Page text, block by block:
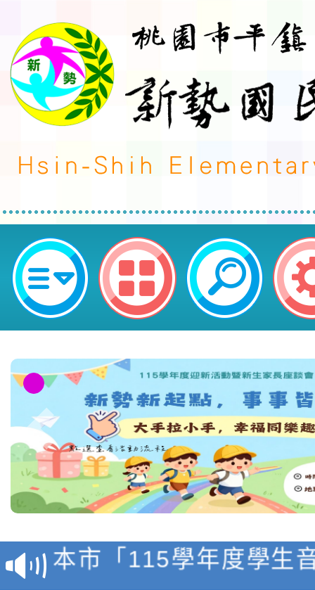
「超高效學習法：GitMind心智圖
次）」研習-桃園市平鎮區新勢國民
檢送「桃園市115學年
賽實施要點」1份
本市「115學年度學生